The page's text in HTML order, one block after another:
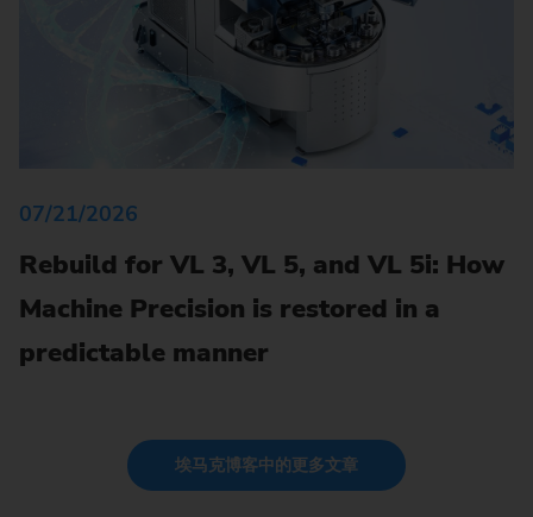
07/21/2026
Rebuild for VL 3, VL 5, and VL 5i: How
Machine Precision is restored in a
predictable manner
埃马克博客中的更多文章